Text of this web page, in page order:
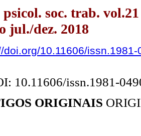
soc. trab.
jul./dez. 2018
doi.org/10.11606/
10.11606/issn.1981-
ORIGINAIS